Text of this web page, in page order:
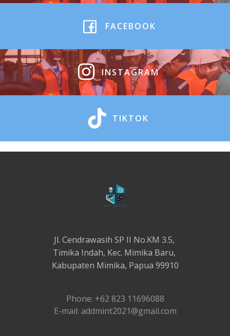
FACEBOOK
INSTAGRAM
TIKTOK
Jl. Cendrawasih SP II No.KM 3.5,
Timika Indah, Kec. Mimika Baru,
Kabupaten Mimika, Papua 99910
Phone: +62 823 11696088
E-mail: addmint2021@gmail.com